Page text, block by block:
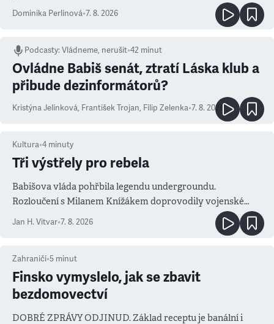
Dominika Perlínová•7. 8. 2026
Podcasty:Vládneme, nerušit•42 minut
Ovládne Babiš senát, ztratí Láska klub a
přibude dezinformátorů?
Kristýna Jelínková, František Trojan, Filip Zelenka•7. 8. 2026
Kultura•4 minuty
Tři výstřely pro rebela
Babišova vláda pohřbila legendu undergroundu.
Rozloučení s Milanem Knížákem doprovodily vojenské
salvy i kritika pokrokářů
Jan H. Vitvar•7. 8. 2026
Zahraničí•5 minut
Finsko vymyslelo, jak se zbavit
bezdomovectví
DOBRÉ ZPRÁVY ODJINUD. Základ receptu je banální i